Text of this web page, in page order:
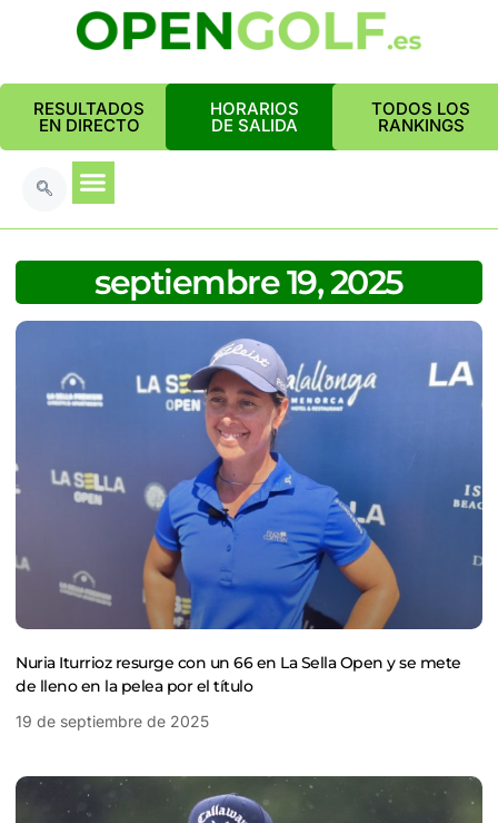
RESULTADOS
EN DIRECTO
HORARIOS
DE SALIDA
TODOS LOS
RANKINGS
septiembre 19, 2025
Nuria Iturrioz resurge con un 66 en La Sella Open y se mete
de lleno en la pelea por el título
19 de septiembre de 2025